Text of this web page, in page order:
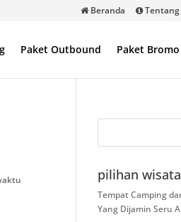
Beranda Tentang
Paket Outbound Paket Bromo
pilihan wisata
Tempat Camping
Yang Dijamin Seru